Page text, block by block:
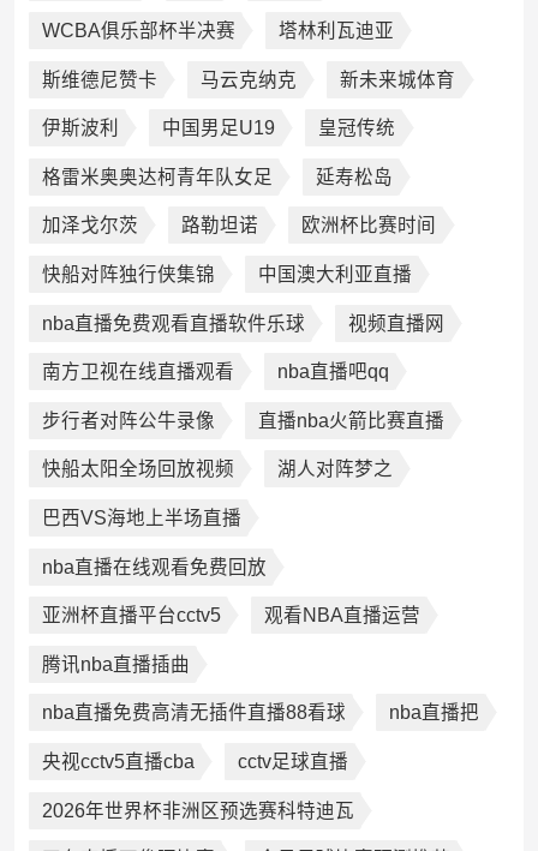
WCBA俱乐部杯半决赛 塔林利瓦迪亚
斯维德尼赞卡 马云克纳克 新未来城体育
伊斯波利 中国男足U19 皇冠传统
格雷米奥奥达柯青年队女足 延寿松岛
加泽戈尔茨 路勒坦诺 欧洲杯比赛时间
快船对阵独行侠集锦 中国澳大利亚直播
nba直播免费观看直播软件乐球 视频直播网
南方卫视在线直播观看 nba直播吧qq
步行者对阵公牛录像 直播nba火箭比赛直播
快船太阳全场回放视频 湖人对阵梦之
巴西VS海地上半场直播
nba直播在线观看免费回放
亚洲杯直播平台cctv5 观看NBA直播运营
腾讯nba直播插曲
nba直播免费高清无插件直播88看球 nba直播把
央视cctv5直播cba cctv足球直播
2026年世界杯非洲区预选赛科特迪瓦